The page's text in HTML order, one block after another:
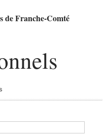
de Franche-Comté